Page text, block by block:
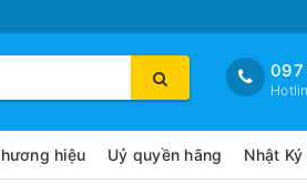
097
hiệu Uỷ quyền hãng Nhật Ký